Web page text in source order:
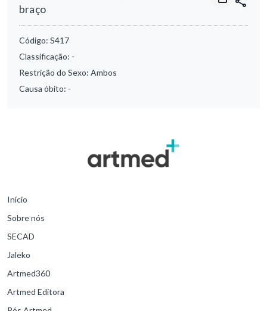
braço
Código: S417
Classificação: -
Restrição do Sexo: Ambos
Causa óbito: -
Início
Sobre nós
SECAD
Jaleko
Artmed360
Artmed Editora